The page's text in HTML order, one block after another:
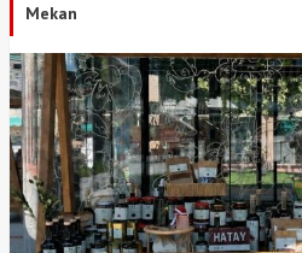
Mekan